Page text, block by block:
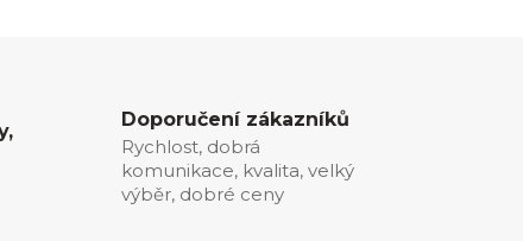
Doporučení zákazníků
Rychlost, dobrá
komunikace, kvalita, velký
výběr, dobré ceny